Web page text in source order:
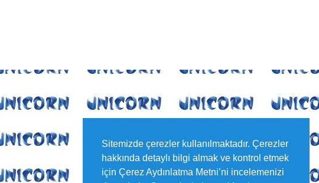
Sitemizde çerezler kullanılmaktadır. Çerezler
hakkında detaylı bilgi almak ve kontrol etmek
için Çerez Aydınlatma Metni’ni incelemenizi